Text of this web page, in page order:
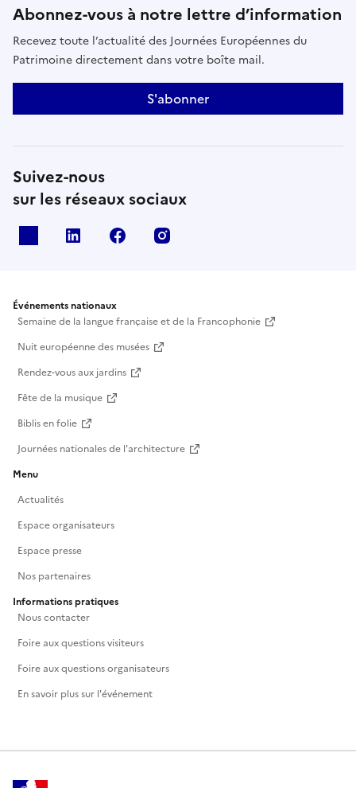
Abonnez-vous à notre lettre d’information
Recevez toute l’actualité des Journées Européennes du
Patrimoine directement dans votre boîte mail.
S'abonner
Suivez-nous
sur les réseaux sociaux
Linkedin Facebook
Événements nationaux
Semaine de la langue française et de la Francophonie
Nuit européenne des musées
Rendez-vous aux jardins
Fête de la musique
Biblis en folie
Journées nationales de l'architecture
Menu
Actualités
Espace organisateurs
Espace presse
Nos partenaires
Informations pratiques
Nous contacter
Foire aux questions visiteurs
Foire aux questions organisateurs
En savoir plus sur l'événement